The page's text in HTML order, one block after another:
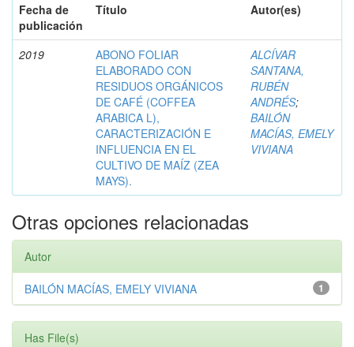
Fecha de
publicación
Título Autor(es)
2019
ABONO FOLIAR
ELABORADO CON
RESIDUOS ORGÁNICOS
DE CAFÉ (COFFEA
ARABICA L),
CARACTERIZACIÓN E
INFLUENCIA EN EL
CULTIVO DE MAÍZ (ZEA
MAYS).
ALCÍVAR
SANTANA,
RUBÉN
ANDRÉS;
BAILÓN
MACÍAS, EMELY
VIVIANA
Otras opciones relacionadas
Autor
1
BAILÓN MACÍAS, EMELY VIVIANA
Has File(s)